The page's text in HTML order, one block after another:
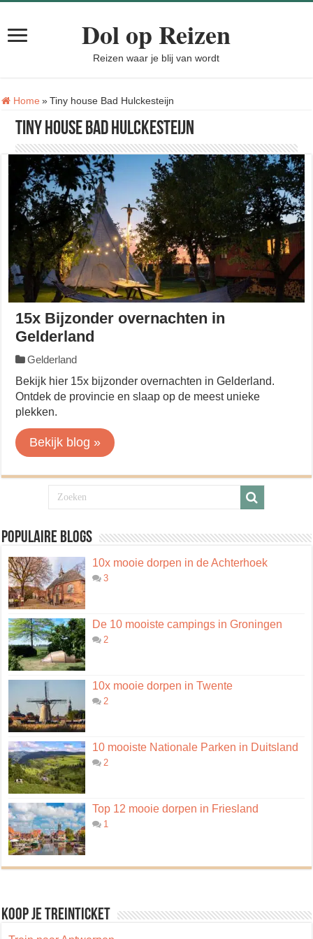
Dol op Reizen
Reizen waar je blij van wordt
Home »Tag:
Tiny house Bad Hulckesteijn
Tiny house Bad Hulckesteijn
15x Bijzonder overnachten in
Gelderland
Gelderland
Bekijk hier 15x bijzonder overnachten in Gelderland.
Ontdek de provincie en slaap op de meest unieke
plekken.
Bekijk blog »
Populaire blogs
10x mooie dorpen in de Achterhoek
3
De 10 mooiste campings in Groningen
2
10x mooie dorpen in Twente
2
10 mooiste Nationale Parken in Duitsland
2
Top 12 mooie dorpen in Friesland
1
Koop je treinticket